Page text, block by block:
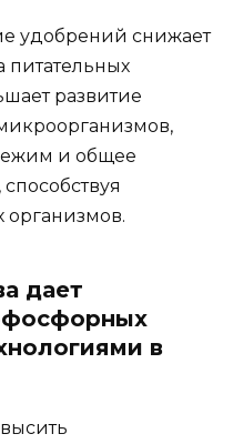
удобрений снижает
питательных
развитие
и общее
дает
фосфорных
в